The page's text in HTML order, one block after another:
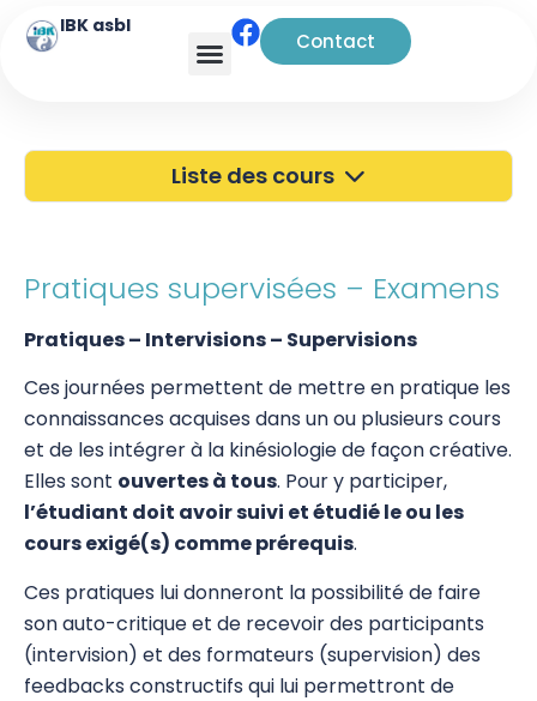
IBK asbl
Contact
Liste des cours
Portes Ouvertes
Atelier à Bruxelles
Découverte
Kinésiologie
Pratiques supervisées – Examens
Pratiques de base
Pratiques avancées
Pratiques professionnelles
Examens Finaux/Mémoires
Pratiques supervisées – Examens
Pratiques – Intervisions – Supervisions
Ces journées permettent de mettre en pratique les
connaissances acquises dans un ou plusieurs cours
et de les intégrer à la kinésiologie de façon créative.
Elles sont ouvertes à tous. Pour y participer,
l’étudiant doit avoir suivi et étudié le ou les
cours exigé(s) comme prérequis.
Ces pratiques lui donneront la possibilité de faire
son auto-critique et de recevoir des participants
(intervision) et des formateurs (supervision) des
feedbacks constructifs qui lui permettront de